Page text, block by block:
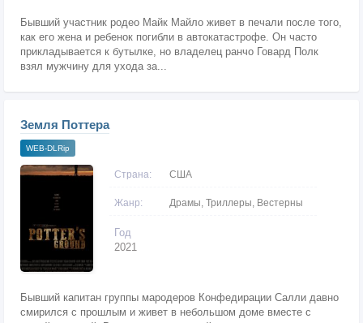
Бывший участник родео Майк Майло живет в печали после того,
как его жена и ребенок погибли в автокатастрофе. Он часто
прикладывается к бутылке, но владелец ранчо Говард Полк
взял мужчину для ухода за...
Земля Поттера
WEB-DLRip
Страна: США
Жанр: Драмы, Триллеры, Вестерны
Год
2021
Бывший капитан группы мародеров Конфедирации Салли давно
смирился с прошлым и живет в небольшом доме вместе с